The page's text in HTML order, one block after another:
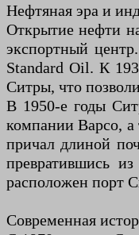
Нефтяная эра и
Открытие нефти
экспортный
Standard Oil. К
Ситры, что
В 1950-е годы
компании Bapco, а
причал длиной
превратившись
расположен порт
Современная